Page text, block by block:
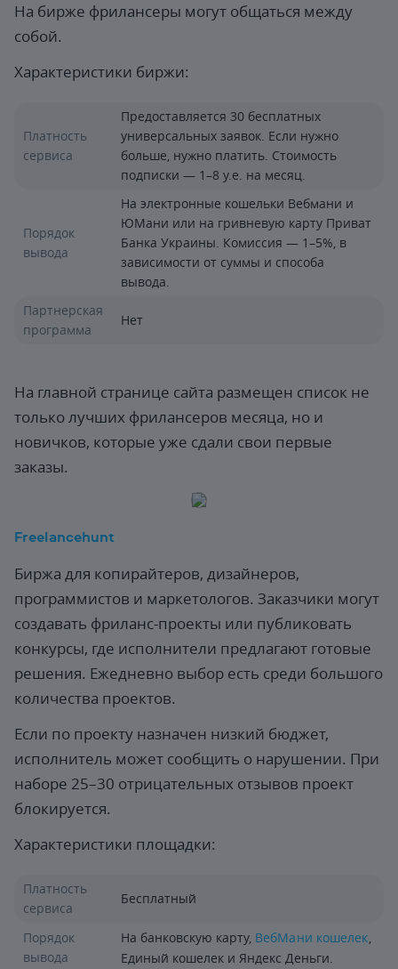
На бирже фрилансеры могут общаться между
собой.
Характеристики биржи:
Платность
сервиса
Предоставляется 30 бесплатных
универсальных заявок. Если нужно
больше, нужно платить. Стоимость
подписки — 1–8 у.е. на месяц.
Порядок
вывода
На электронные кошельки Вебмани и
ЮМани или на гривневую карту Приват
Банка Украины. Комиссия — 1–5%, в
зависимости от суммы и способа
вывода.
Партнерская
программа
Нет
На главной странице сайта размещен список не
только лучших фрилансеров месяца, но и
новичков, которые уже сдали свои первые
заказы.
Freelancehunt
Биржа для копирайтеров, дизайнеров,
программистов и маркетологов. Заказчики могут
создавать фриланс-проекты или публиковать
конкурсы, где исполнители предлагают готовые
решения. Ежедневно выбор есть среди большого
количества проектов.
Если по проекту назначен низкий бюджет,
исполнитель может сообщить о нарушении. При
наборе 25–30 отрицательных отзывов проект
блокируется.
Характеристики площадки:
Платность
сервиса
Бесплатный
Порядок
вывода
На банковскую карту, ВебМани кошелек,
Единый кошелек и Яндекс Деньги.